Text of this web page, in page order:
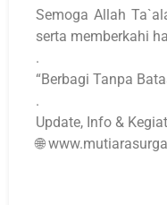
Semoga Allah
serta memberkahi
.
“Berbagi Tanpa
.
Update, Info &
🌐